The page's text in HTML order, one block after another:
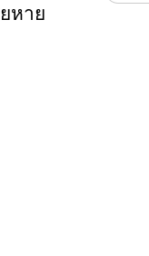
หาย
สำหรับ: